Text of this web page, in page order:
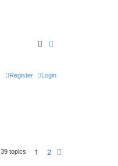
Search
Login
Register
39 topics 1 2